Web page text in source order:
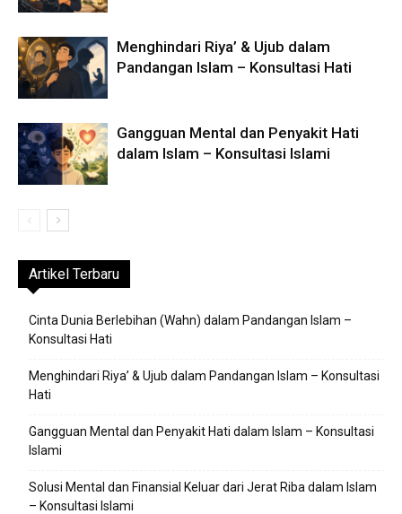
Menghindari Riya’ & Ujub dalam
Pandangan Islam – Konsultasi Hati
Gangguan Mental dan Penyakit Hati
dalam Islam – Konsultasi Islami
Artikel Terbaru
Cinta Dunia Berlebihan (Wahn) dalam Pandangan Islam –
Konsultasi Hati
Menghindari Riya’ & Ujub dalam Pandangan Islam – Konsultasi
Hati
Gangguan Mental dan Penyakit Hati dalam Islam – Konsultasi
Islami
Solusi Mental dan Finansial Keluar dari Jerat Riba dalam Islam
– Konsultasi Islami